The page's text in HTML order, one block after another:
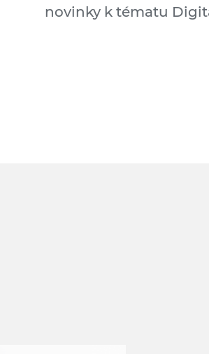
novinky k tématu